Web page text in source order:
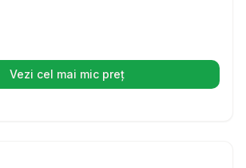
cu functionalitatea, asigurand o
Vezi cel mai mic preț(se deschide într-o filă nouă)